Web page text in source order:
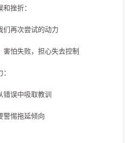
挫折：
们再次尝试的动力
怕失败，担心失去控制
错误中吸取教训
警惕拖延倾向